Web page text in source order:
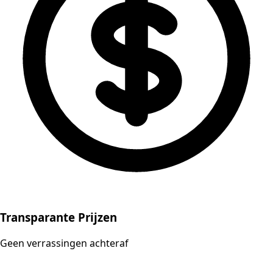
Transparante Prijzen
Geen verrassingen achteraf